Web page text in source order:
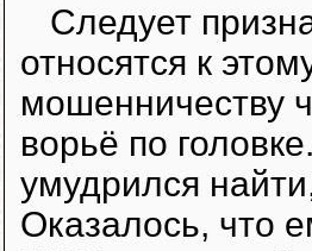
Следует
относятся к
мошенничеству
ворьё по
умудрился
Оказалось, что